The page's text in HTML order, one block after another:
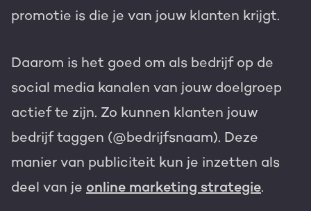
promotie is die je van jouw klanten krijgt.
Daarom is het goed om als bedrijf op de
social media kanalen van jouw doelgroep
actief te zijn. Zo kunnen klanten jouw
bedrijf taggen (@bedrijfsnaam). Deze
manier van publiciteit kun je inzetten als
deel van je online marketing strategie.